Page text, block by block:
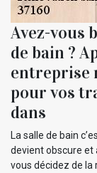
Avez-vous
de bain ?
entreprise
pour vos
dans
La salle de bain
devient obscure et
vous décidez de la